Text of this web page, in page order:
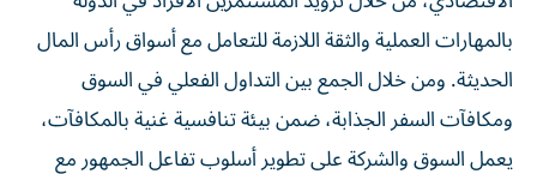
بالمهارات العملية والثقة اللازمة للتعامل مع أسواق رأس المال
الحديثة. ومن خلال الجمع بين التداول الفعلي في السوق
ومكافآت السفر الجذابة، ضمن بيئة تنافسية غنية بالمكافآت،
يعمل السوق والشركة على تطوير أسلوب تفاعل الجمهور مع